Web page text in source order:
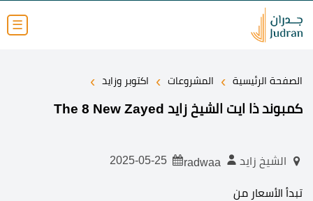
☰
الصفحة الرئيسية › المشروعات › اكتوبر وزايد ›
كمبوند ذا ايت الشيخ زايد The 8 New Zayed
الشيخ زايد
تبدأ الأسعار من